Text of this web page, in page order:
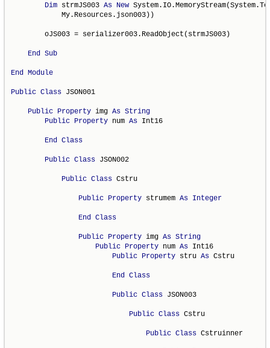
Dim strmJS003 As New
            My.Resources.json003))
        oJS003 = serializer003.ReadObject(strmJS003)
End Sub
End Module
Public Class JSON001
Public Property img As String
Public Property num As Int16
End Class
Public Class JSON002
Public Class Cstru
Public Property strumem As Integer
End Class
Public Property img As String
Public Property num As Int16
Public Property stru As Cstru
End Class
Public Class JSON003
Public Class Cstru
Public Class Cstruinner